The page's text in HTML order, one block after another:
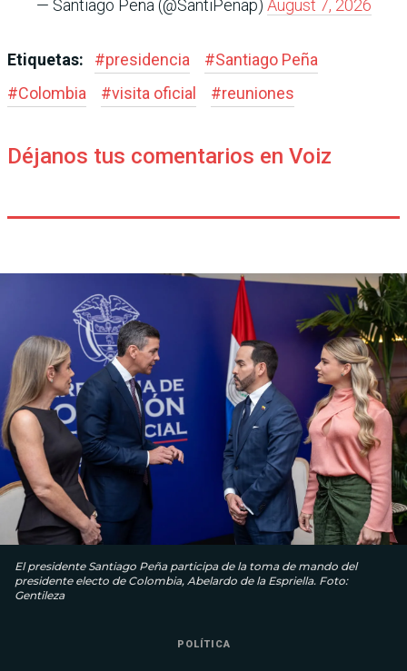
— Santiago Peña (@SantiPenap) August 7, 2026
Etiquetas: #presidencia #Santiago Peña
#Colombia #visita oficial #reuniones
Déjanos tus comentarios en Voiz
El presidente Santiago Peña participa de la toma de mando del
presidente electo de Colombia, Abelardo de la Espriella. Foto:
Gentileza
POLÍTICA